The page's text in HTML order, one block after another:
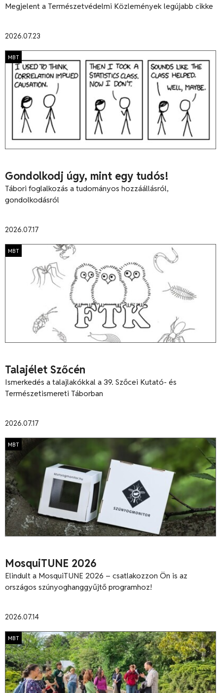
2026.07.23
Megjelent a Természetvédelmi Közlemények legújabb cikke
Gondolkodj úgy, mint egy tudós!
MBT
2026.07.17
Tábori foglalkozás a tudományos hozzáállásról,
gondolkodásról
Talajélet Szőcén
MBT
2026.07.17
Ismerkedés a talajlakókkal a 39. Szőcei Kutató- és
Természetismereti Táborban
MosquiTUNE 2026
MBT
2026.07.14
Elindult a MosquiTUNE 2026 – csatlakozzon Ön is az
országos szúnyoghanggyűjtő programhoz!
MBT